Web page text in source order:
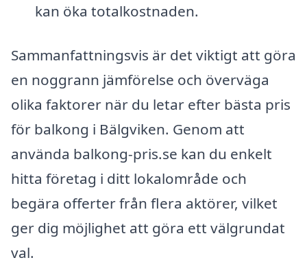
kan öka totalkostnaden.
Sammanfattningsvis är det viktigt att göra
en noggrann jämförelse och överväga
olika faktorer när du letar efter bästa pris
för balkong i Bälgviken. Genom att
använda balkong-pris.se kan du enkelt
hitta företag i ditt lokalområde och
begära offerter från flera aktörer, vilket
ger dig möjlighet att göra ett välgrundat
val.